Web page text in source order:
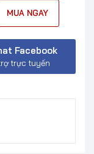
MUA NGAY
Facebook
trực tuyến